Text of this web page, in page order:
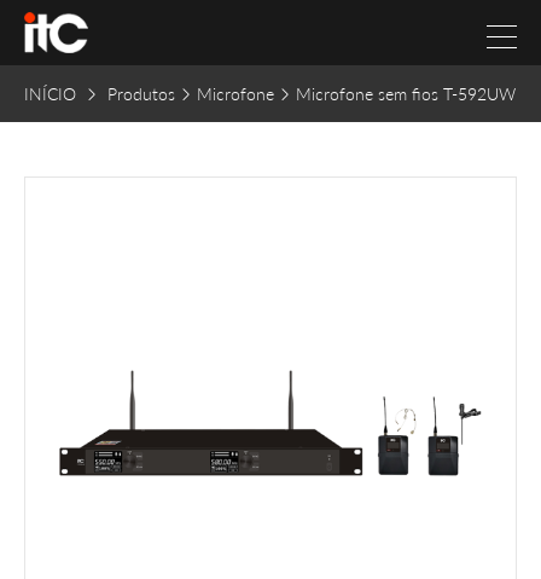
INÍCIO Produtos Microfone Microfone sem fios T-592UW